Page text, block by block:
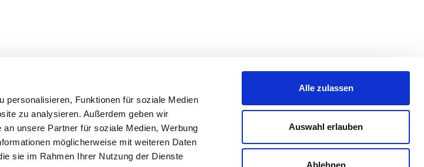
personalisieren, Funktionen für soziale Medien
zu analysieren. Außerdem geben wir
unsere Partner für soziale Medien, Werbung
möglicherweise mit weiteren Daten
sie im Rahmen Ihrer Nutzung der Dienste
Alle zulassen
Auswahl erlauben
Ablehnen